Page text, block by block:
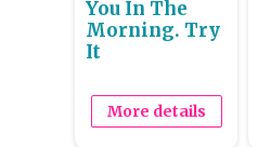
You In The
Morning. Try
It
More details